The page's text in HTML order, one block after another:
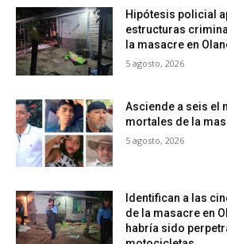
Hipótesis policial
estructuras
la masacre en
5 agosto, 2026
Asciende a seis el
mortales de la
5 agosto, 2026
Identifican a las
de la masacre en
habría sido